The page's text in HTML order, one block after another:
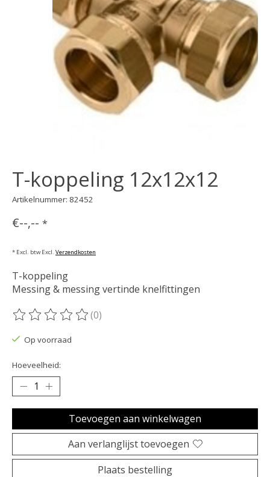
T-koppeling 12x12x12
Artikelnummer: 82452
€--,-- *
* Excl. btw Excl. Verzendkosten
T-koppeling
Messing & messing vertinde knelfittingen
De beoordeling van dit product is
(0)
Op voorraad
Hoeveelheid:
Toevoegen aan winkelwagen
Aan verlanglijst toevoegen
Plaats bestelling